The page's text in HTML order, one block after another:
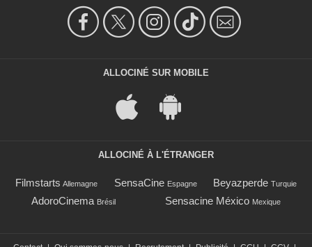
ALLOCINÉ SUR MOBILE
ALLOCINÉ À L'ÉTRANGER
Filmstarts Allemagne SensaCine Espagne Beyazperde Turquie
AdoroCinema Brésil Sensacine México Mexique